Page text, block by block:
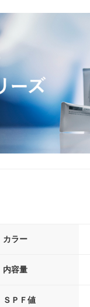
カラー
内容量
ＳＰＦ値